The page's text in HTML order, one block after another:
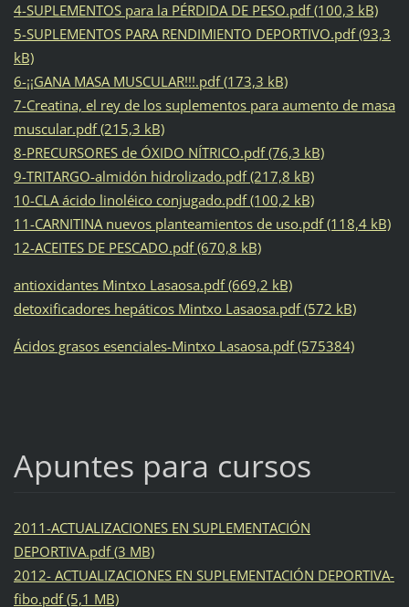
4-SUPLEMENTOS para la PÉRDIDA DE PESO.pdf (100,3 kB)
5-SUPLEMENTOS PARA RENDIMIENTO DEPORTIVO.pdf (93,3
kB)
6-¡¡GANA MASA MUSCULAR!!!.pdf (173,3 kB)
7-Creatina, el rey de los suplementos para aumento de masa
muscular.pdf (215,3 kB)
8-PRECURSORES de ÓXIDO NÍTRICO.pdf (76,3 kB)
9-TRITARGO-almidón hidrolizado.pdf (217,8 kB)
10-CLA ácido linoléico conjugado.pdf (100,2 kB)
11-CARNITINA nuevos planteamientos de uso.pdf (118,4 kB)
12-ACEITES DE PESCADO.pdf (670,8 kB)
antioxidantes Mintxo Lasaosa.pdf (669,2 kB)
detoxificadores hepáticos Mintxo Lasaosa.pdf (572 kB)
Ácidos grasos esenciales-Mintxo Lasaosa.pdf (575384)
Apuntes para cursos
2011-ACTUALIZACIONES EN SUPLEMENTACIÓN
DEPORTIVA.pdf (3 MB)
2012- ACTUALIZACIONES EN SUPLEMENTACIÓN DEPORTIVA-
fibo.pdf (5,1 MB)